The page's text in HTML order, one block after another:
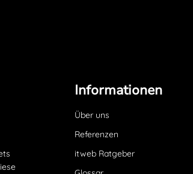
Informationen
Über uns
Referenzen
itweb Ratgeber